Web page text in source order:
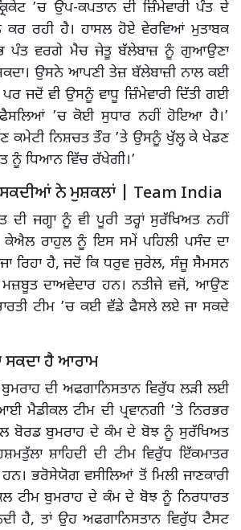
’ਚ ਉਪ-ਕਪਤਾਨ ਦੀ ਜ਼ਿੰਮੇਵਾਰੀ ਪੰਤ ਦੇ
ਕਰ ਰਹੀ ਹੈ। ਹਾਸਲ ਹੋਏ ਵੇਰਵਿਆਂ ਮੁਤਾਬਕ
ਪੰਤ ਵਰਗੇ ਮੈਚ ਜੇਤੂ ਬੱਲੇਬਾਜ਼ ਨੂੰ ਗੁਆਉਣਾ
ਉਸਨੇ ਆਪਣੀ ਤੇਜ਼ ਬੱਲੇਬਾਜ਼ੀ ਨਾਲ ਕਈ
ਜਦੋਂ ਵੀ ਉਸਨੂੰ ਵਾਧੂ ਜ਼ਿੰਮੇਵਾਰੀ ਦਿੱਤੀ ਗਈ
’ਚ ਕੋਈ ਸੁਧਾਰ ਨਹੀਂ ਹੋਇਆ ਹੈ।’
ਕਮੇਟੀ ਨਿਸ਼ਚਤ ਤੌਰ ’ਤੇ ਉਸਨੂੰ ਖੁੱਲ੍ਹ ਕੇ ਖੇਡਣ
ਨੂੰ ਧਿਆਨ ਵਿੱਚ ਰੱਖੇਗੀ।’
ਸਕਦੀਆਂ ਨੇ ਮੁਸ਼ਕਲਾਂ | Team India
ਜਗ੍ਹਾ ਨੂੰ ਵੀ ਪੂਰੀ ਤਰ੍ਹਾਂ ਸੁਰੱਖਿਅਤ ਨਹੀਂ
ਕੇਐਲ ਰਾਹੁਲ ਨੂੰ ਇਸ ਸਮੇਂ ਪਹਿਲੀ ਪਸੰਦ ਦਾ
ਰਿਹਾ ਹੈ, ਜਦੋਂ ਕਿ ਧਰੁਵ ਜੁਰੇਲ, ਸੰਜੂ ਸੈਮਸਨ
​​ਦਾਅਵੇਦਾਰ ਹਨ। ਨਤੀਜੇ ਵਜੋਂ, ਆਉਣ
ਟੀਮ ’ਚ ਕਈ ਵੱਡੇ ਫੈਸਲੇ ਲਏ ਜਾ ਸਕਦੇ
ਸਕਦਾ ਹੈ ਆਰਾਮ
ਦੀ ਅਫਗਾਨਿਸਤਾਨ ਵਿਰੁੱਧ ਲੜੀ ਲਈ
ਮੈਡੀਕਲ ਟੀਮ ਦੀ ਪ੍ਰਵਾਨਗੀ ’ਤੇ ਨਿਰਭਰ
ਬੋਰਡ ਬੁਮਰਾਹ ਦੇ ਕੰਮ ਦੇ ਬੋਝ ਨੂੰ ਸੁਰੱਖਿਅਤ
ਸ਼ਾਹਿਦੀ ਦੀ ਟੀਮ ਵਿਰੁੱਧ ਇੱਕਮਾਤਰ
ਭਰੋਸੇਯੋਗ ਵਸੀਲਿਆਂ ਤੋਂ ਮਿਲੀ ਜਾਣਕਾਰੀ
ਟੀਮ ਬੁਮਰਾਹ ਦੇ ਕੰਮ ਦੇ ਬੋਝ ਨੂੰ ਨਿਰਧਾਰਤ
ਹੈ, ਤਾਂ ਉਹ ਅਫਗਾਨਿਸਤਾਨ ਵਿਰੁੱਧ ਟੈਸਟ